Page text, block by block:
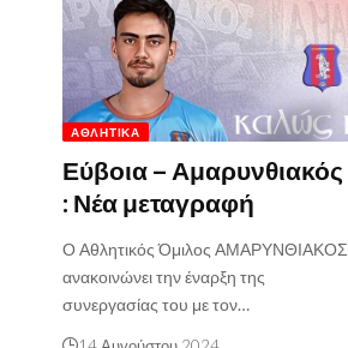
ΑΘΛΗΤΙΚΆ
Εύβοια – Αμαρυνθιακός
: Νέα μεταγραφή
Ο Αθλητικός Όμιλος ΑΜΑΡΥΝΘΙΑΚΟΣ
ανακοινώνει την έναρξη της
συνεργασίας του με τον…